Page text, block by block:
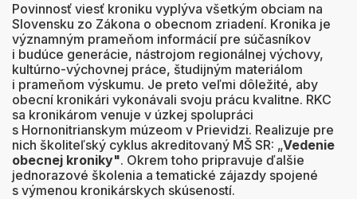
Povinnosť viesť kroniku vyplýva všetkým obciam na
Slovensku zo Zákona o obecnom zriadení. Kronika je
významným prameňom informácií pre súčasníkov
i budúce generácie, nástrojom regionálnej výchovy,
kultúrno-výchovnej práce, študijným materiálom
i prameňom výskumu. Je preto veľmi dôležité, aby
obecní kronikári vykonávali svoju prácu kvalitne. RKC
sa kronikárom venuje v úzkej spolupráci
s Hornonitrianskym múzeom v Prievidzi. Realizuje pre
nich školiteľský cyklus akreditovaný MŠ SR: „Vedenie
obecnej kroniky". Okrem toho pripravuje ďalšie
jednorazové školenia a tematické zájazdy spojené
s výmenou kronikárskych skúseností.